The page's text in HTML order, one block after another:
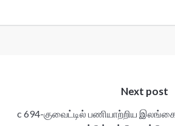
Next post
c 694-குவைட்டில் பணியாற்றிய